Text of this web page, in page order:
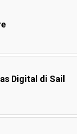
Digital di Sail